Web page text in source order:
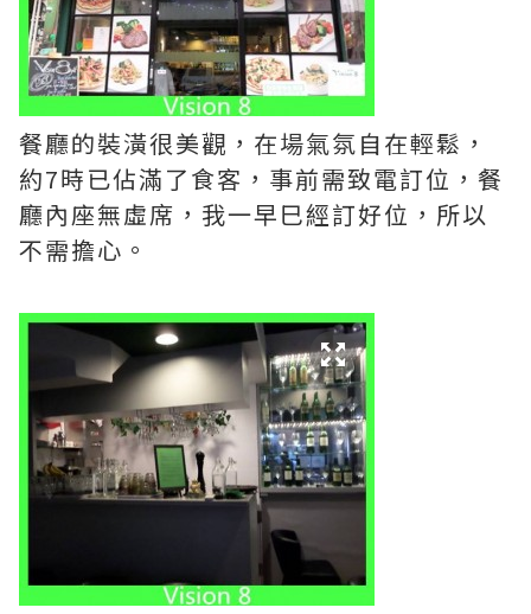
餐廳的裝潢很美觀，在場氣氛自在輕鬆，
約7時已佔滿了食客，事前需致電訂位，餐
廳內座無虛席，我一早巳經訂好位，所以
不需擔心。